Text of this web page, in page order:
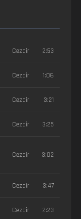
Cezair 2:53
Cezair 1:06
Cezair 3:21
Cezair 3:25
Cezair 3:02
Cezair 3:47
Cezair 2:23